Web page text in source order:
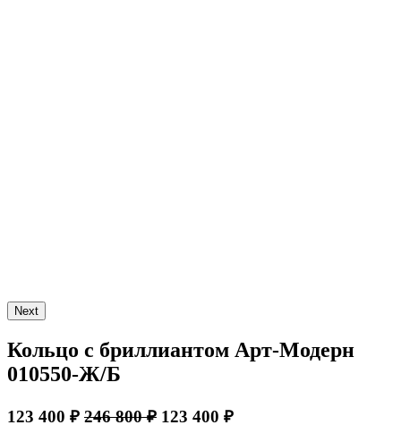
Next
Кольцо с бриллиантом Арт-Модерн
010550-Ж/Б
123 400 ₽ 246 800 ₽ 123 400 ₽